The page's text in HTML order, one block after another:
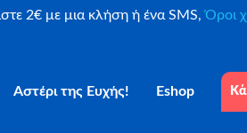
2€ με μια κλήση ή ένα SMS,Όροι
Αστέρι της Ευχής! Eshop